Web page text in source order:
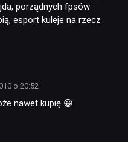
porządnych fpsów
esport kuleje na rzecz
o 20:52
nawet kupię 😀